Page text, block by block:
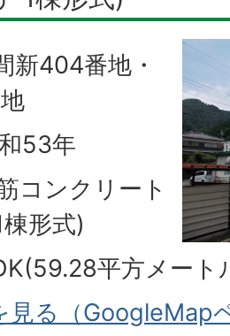
404番地・
53年
ンクリート
形式)
平方メート
見る（GoogleMap